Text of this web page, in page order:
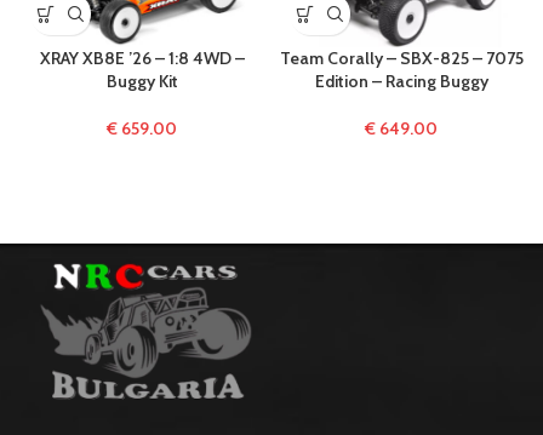
XRAY XB8E ’26 – 1:8 4WD –
Buggy Kit
€ 659.00
Team Corally – SBX-825 – 7075
Edition – Racing Buggy
€ 649.00